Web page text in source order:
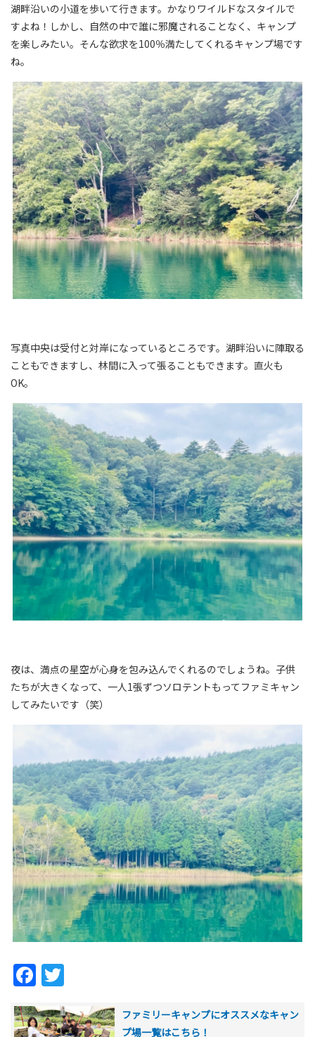
湖畔沿いの小道を歩いて行きます。かなりワイルドなスタイルで
すよね！しかし、自然の中で誰に邪魔されることなく、キャンプ
を楽しみたい。そんな欲求を100％満たしてくれるキャンプ場です
ね。
写真中央は受付と対岸になっているところです。湖畔沿いに陣取る
こともできますし、林間に入って張ることもできます。直火も
OK。
夜は、満点の星空が心身を包み込んでくれるのでしょうね。子供
たちが大きくなって、一人1張ずつソロテントもってファミキャン
してみたいです（笑）
Facebook
ファミリーキャンプにオススメなキャン
プ場一覧はこちら！